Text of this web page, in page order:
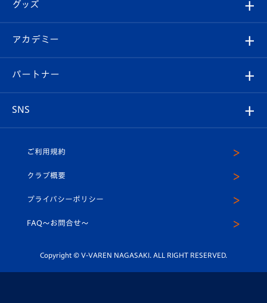
チケット
イベント
メディア
ホームタウン
スタッフプロフィール
マスコット紹介
平和祈念活動
ホームタウン活動
Revive Team
ヴィヴィくんの長崎おもてなしガイド
フォトギャラリー
スタジアムグルメ
V-LOVERS（ファンクラブ）
プレイヤーズスイート
グッズ
オンラインショップ
店舗情報
アカデミー
育成からのお知らせ
U-18
スクール
パートナー
SNS
ヴィヴィくんインスタグラム
公式LINE＠
ご利用規約
クラブ概要
プライバシーポリシー
FAQ〜お問合せ〜
Copyright © V-VAREN NAGASAKI. ALL RIGHT RESERVED.